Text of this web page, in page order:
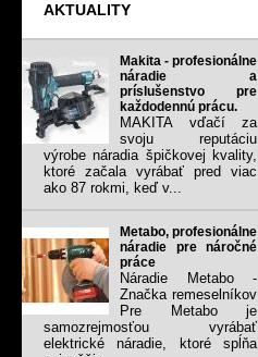
AKTUALITY
Makita - profesionálne
náradie a
príslušenstvo pre
každodennú prácu.
MAKITA vďačí za
svoju reputáciu
výrobe náradia špičkovej kvality,
ktoré začala vyrábať pred viac
ako 87 rokmi, keď v...
Metabo, profesionálne
náradie pre náročné
práce
Náradie Metabo -
Značka remeselníkov
Pre Metabo je
samozrejmosťou vyrábať
elektrické náradie, ktoré spĺňa